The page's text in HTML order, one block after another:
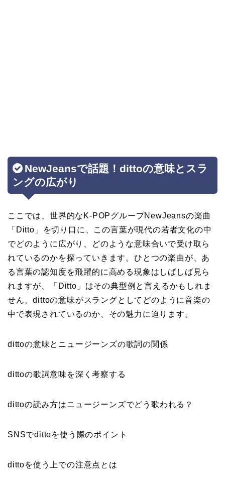
NewJeansで話題！dittoの意味とスラ
ングの広がり
ここでは、世界的なK-POPグループNewJeansの楽曲
「Ditto」を切り口に、この言葉が現代の若者文化の中
でどのように広がり、どのような意味合いで受け取ら
れているのかを探っていきます。ひとつの楽曲が、あ
る言葉の認知度を飛躍的に高める現象はしばしば見ら
れますが、「Ditto」はその典型例と言えるかもしれま
せん。dittoの意味がスラングとしてどのように音楽の
中で表現されているのか、その魅力に迫ります。
dittoの意味とニュージーンズの歌詞の関係
dittoの歌詞意味を深く考察する
dittoの読み方はニュージーンズでどう歌われる？
SNSでdittoを使う際のポイント
dittoを使う上での注意点とは